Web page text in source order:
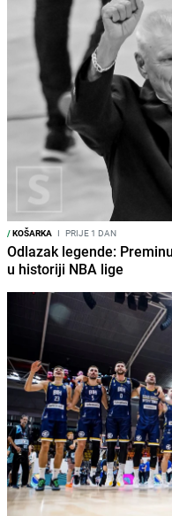
/KOŠARKA I PRIJE 1 DAN
Odlazak legende:
u historiji NBA lige